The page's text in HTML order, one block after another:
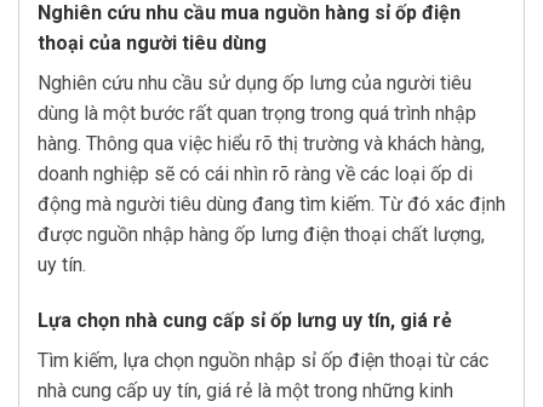
Nghiên cứu nhu cầu mua nguồn hàng sỉ ốp điện
thoại của người tiêu dùng
Nghiên cứu nhu cầu sử dụng ốp lưng của người tiêu
dùng là một bước rất quan trọng trong quá trình nhập
hàng. Thông qua việc hiểu rõ thị trường và khách hàng,
doanh nghiệp sẽ có cái nhìn rõ ràng về các loại ốp di
động mà người tiêu dùng đang tìm kiếm. Từ đó xác định
được nguồn nhập hàng ốp lưng điện thoại chất lượng,
uy tín.
Lựa chọn nhà cung cấp sỉ ốp lưng uy tín, giá rẻ
Tìm kiếm, lựa chọn nguồn nhập sỉ ốp điện thoại từ các
nhà cung cấp uy tín, giá rẻ là một trong những kinh